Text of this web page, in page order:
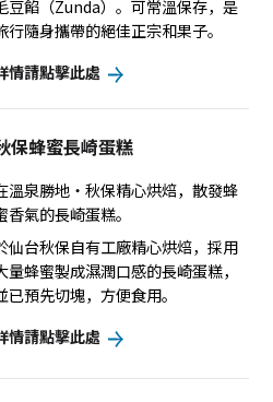
豆餡（Zunda）。可常溫保存，是
行隨身攜帶的絕佳正宗和果子。
情請點擊此處
保蜂蜜長崎蛋糕
溫泉勝地・秋保精心烘焙，散發蜂
香氣的長崎蛋糕。
仙台秋保自有工廠精心烘焙，採用
量蜂蜜製成濕潤口感的長崎蛋糕，
已預先切塊，方便食用。
情請點擊此處